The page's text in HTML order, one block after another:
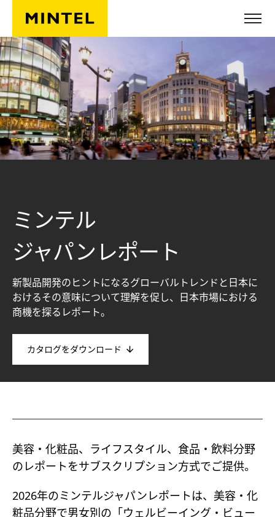
Skip to main content
ミンテル
ジャパンレポート
新製品開発のヒントになるグローバルトレンドと日本に
おけるその意味について理解を促し、日本市場における
商機を探るレポート。
カタログをダウンロード
美容・化粧品、ライフスタイル、食品・飲料分野
のレポートをサブスクリプション方式でご提供。
2026年のミンテルジャパンレポートは、美容・化
粧品分野で男女別の「ウェルビーイング・ビュー